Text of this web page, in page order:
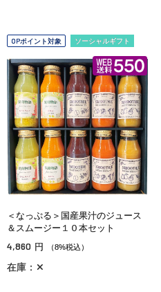
OPポイント対象 ソーシャルギフト
＜なっぷる＞国産果汁のジュース
＆スムージー１０本セット
4,860 円 （8%税込）
在庫：✕